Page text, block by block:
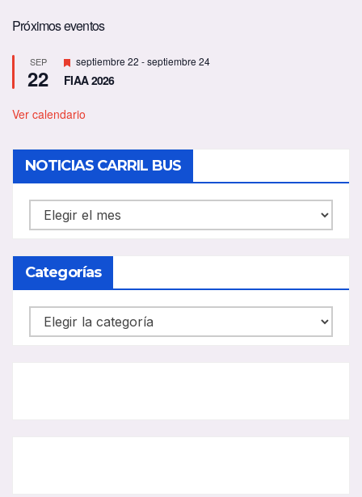
Próximos eventos
SEP
22
D
e
s
a
d
o
septiembre 22 -septiembre 24
FIAA 2026
Ver calendario
NOTICIAS CARRIL BUS
NOTICIAS
CARRIL
BUS
Categorías
Categorías